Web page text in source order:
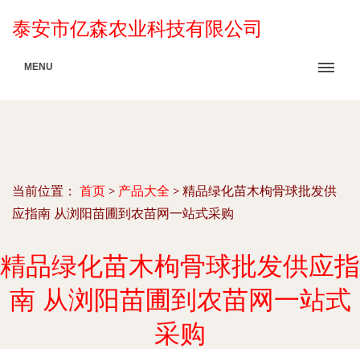
泰安市亿森农业科技有限公司
MENU
当前位置： 首页 > 产品大全 > 精品绿化苗木枸骨球批发供
应指南 从浏阳苗圃到农苗网一站式采购
精品绿化苗木枸骨球批发供应指
南 从浏阳苗圃到农苗网一站式
采购